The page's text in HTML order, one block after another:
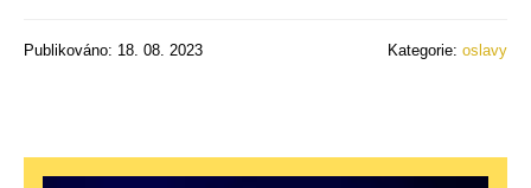
Publikováno: 18. 08. 2023 Kategorie: oslavy